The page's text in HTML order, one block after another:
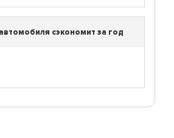
сэкономит за год